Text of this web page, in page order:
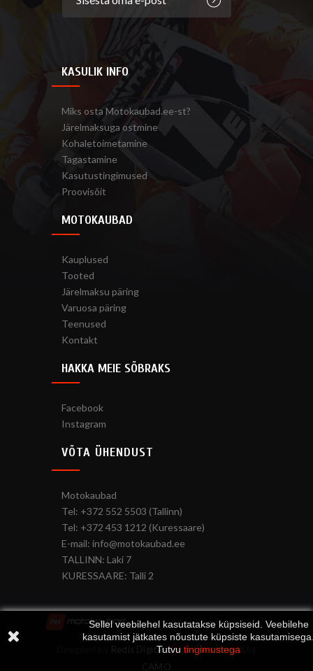
KASULIK INFO
Miks osta Motokaubad.ee-st?
Järelmaksuga ostmine
Kohaletoimetamine
Tagastamine
Kasutustingimused
Proovisõit
MOTOKAUBAD
Kauplused
Tooted
Järelmaksu päring
Varuosa päring
Teenused
Kontakt
HAKKA MEIE SÕBRAKS
Facebook
Instagram
VÕTA ÜHENDUST
Motokaubad
Tel: +372 552 5503 (Tallinn)
Tel: +372 453 1212 (Kuressaare)
E-mail: info@motokaubad.ee
TALLINN: Laki 7
KURESSAARE: Talli 2
Sellel veebilehel kasutatakse küpsiseid. Veebilehe
kasutamist jätkates nõustute küpsiste
Tutvu tingimustega
Copyright © 2017 Autofrend OÜ
Redis Digital
and developed by
CAMO